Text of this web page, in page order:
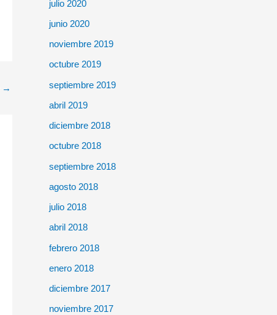
→
julio 2020
junio 2020
noviembre 2019
octubre 2019
septiembre 2019
abril 2019
diciembre 2018
octubre 2018
septiembre 2018
agosto 2018
julio 2018
abril 2018
febrero 2018
enero 2018
diciembre 2017
noviembre 2017